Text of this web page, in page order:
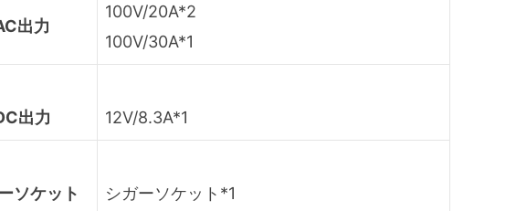
出力
100V/20A*2
100V/30A*1
出力 12V/8.3A*1
ソケット シガーソケット*1